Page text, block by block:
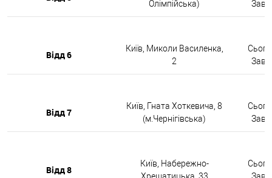
Олімпійська)
Відд 6
Київ, Миколи Василенка,
2
Відд 7
Київ, Гната Хоткевича, 8
(м.Чернігівська)
Відд 8
Київ, Набережно-